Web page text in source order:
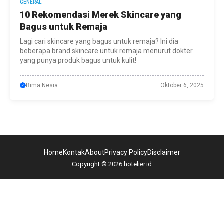
GENERAL
10 Rekomendasi Merek Skincare yang
Bagus untuk Remaja
Lagi cari skincare yang bagus untuk remaja? Ini dia
beberapa brand skincare untuk remaja menurut dokter
yang punya produk bagus untuk kulit!
Bima Nesia Oktober 6, 2025
Copyright © 2026 hotelier.id
HomeKontakAboutPrivacy PolicyDisclaimer